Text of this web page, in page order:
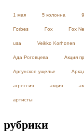
1 мая 5 колонна
Forbes Fox Fox
usa Veikko Korhonen
Ада Роговцева Акция
Аргунское ущелье
агрессия акция
артисты
рубрики